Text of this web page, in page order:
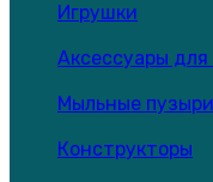
Игрушки
Аксессуары для
Мыльные
Конструкторы